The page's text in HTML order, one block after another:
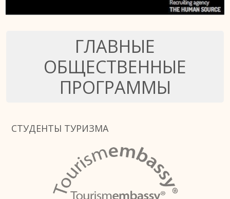
ГЛАВНЫЕ
ОБЩЕСТВЕННЫЕ
ПРОГРАММЫ
СТУДЕНТЫ ТУРИЗМА